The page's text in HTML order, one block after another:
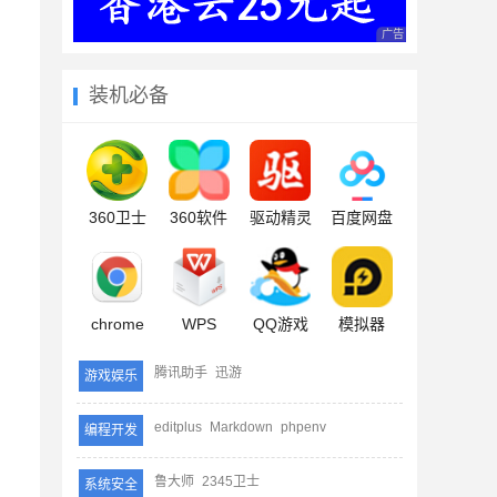
广告 商业广告，理性
装机必备
360卫士 360软件 驱动精灵 百度网盘
chrome WPS QQ游戏 模拟器
游戏娱乐 腾讯助手 迅游
编程开发 editplus Markdown phpenv
系统安全 鲁大师 2345卫士